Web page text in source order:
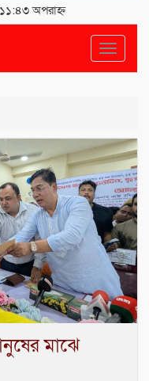
অপরাহ্ন
Toggle
মাঝে